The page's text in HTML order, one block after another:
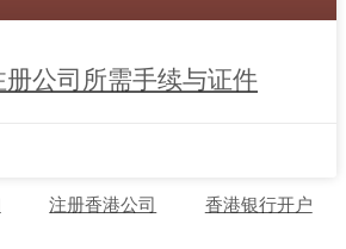
公司所需手续与证件
注册香港公司 香港银行开户